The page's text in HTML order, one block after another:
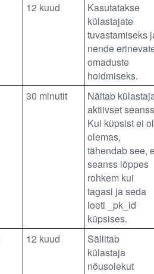
12 kuud
Kasutatakse
külastajate
tuvastamiseks
nende
omaduste
hoidmiseks.
30 minutit
Näitab
aktiivset
Kui küpsist ei
olemas,
tähendab see,
seanss lõppes
rohkem kui
tagasi ja seda
loeti _pk_id
küpsises.
12 kuud
Säilitab
külastaja
nõusolekut